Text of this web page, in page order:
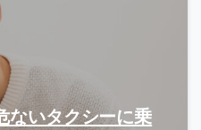
ないタクシーに乗